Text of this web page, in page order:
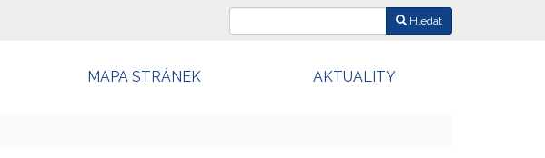
Hledat
MAPA STRÁNEK AKTUALITY